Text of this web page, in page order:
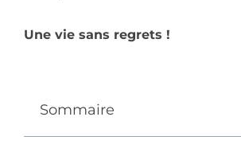
Une vie sans regrets !
Sommaire